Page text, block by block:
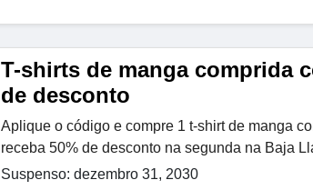
T-shirts de manga comprida
de desconto
Aplique o código e compre 1 t-shirt de manga
receba 50% de desconto na segunda na Baja
Suspenso: dezembro 31, 2030